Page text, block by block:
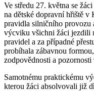
Ve středu 27. května se
na dětské dopravní hřiště
pravidla silničního provozu
výcviku všichni žáci jezdili
pravidel a za případné
probíhala zábavnou
zodpovědnosti a
Samotnému praktickému
kterou žáci absolvovali již